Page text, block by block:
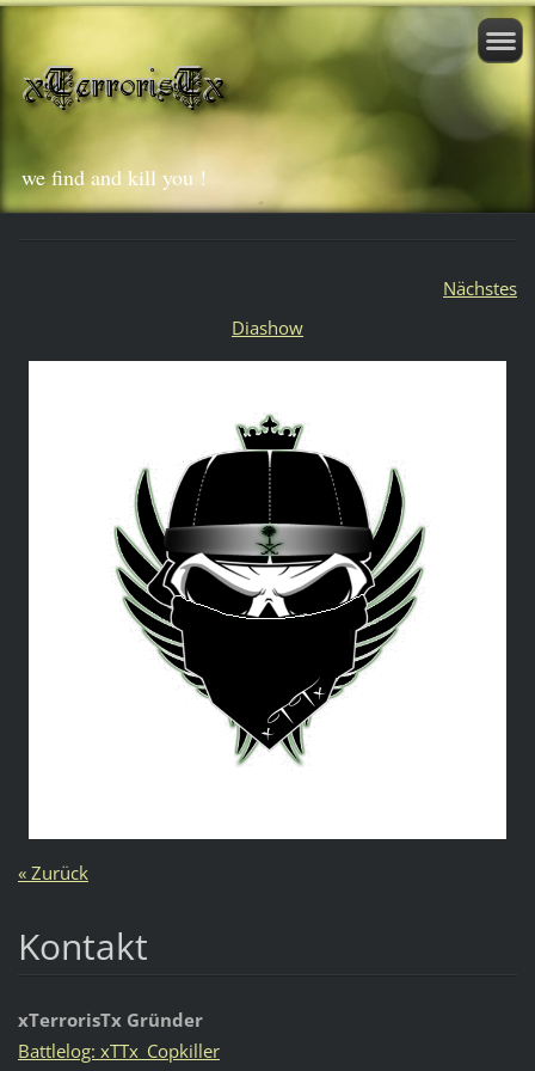
we find and kill you !
Nächstes
Diashow
« Zurück
Kontakt
xTerrorisTx Gründer
Battlelog: xTTx_Copkiller